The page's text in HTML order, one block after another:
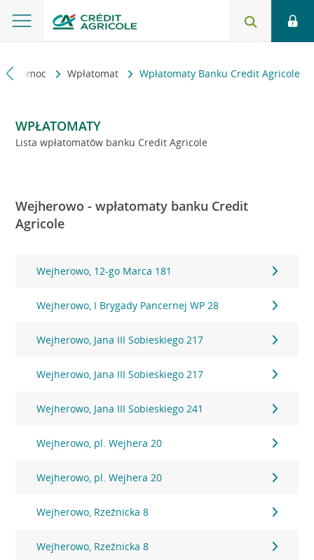
i pomoc Wpłatomat Wpłatomaty Banku Credit Agricole
WPŁATOMATY
Lista wpłatomatów banku Credit Agricole
Wejherowo - wpłatomaty banku Credit
Agricole
Wejherowo, 12-go Marca 181
Wejherowo, I Brygady Pancernej WP 28
Wejherowo, Jana III Sobieskiego 217
Wejherowo, Jana III Sobieskiego 217
Wejherowo, Jana III Sobieskiego 241
Wejherowo, pl. Wejhera 20
Wejherowo, pl. Wejhera 20
Wejherowo, Rzeźnicka 8
Wejherowo, Rzeźnicka 8